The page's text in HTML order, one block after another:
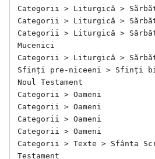
Categorii > Liturgică >
Categorii > Liturgică >
Categorii > Liturgică >
Mucenici
Categorii > Liturgică >
Sfinți pre-niceeni > Sfinți
Noul Testament
Categorii > Oameni
Categorii > Oameni
Categorii > Oameni
Categorii > Oameni
Categorii > Texte > Sfânta